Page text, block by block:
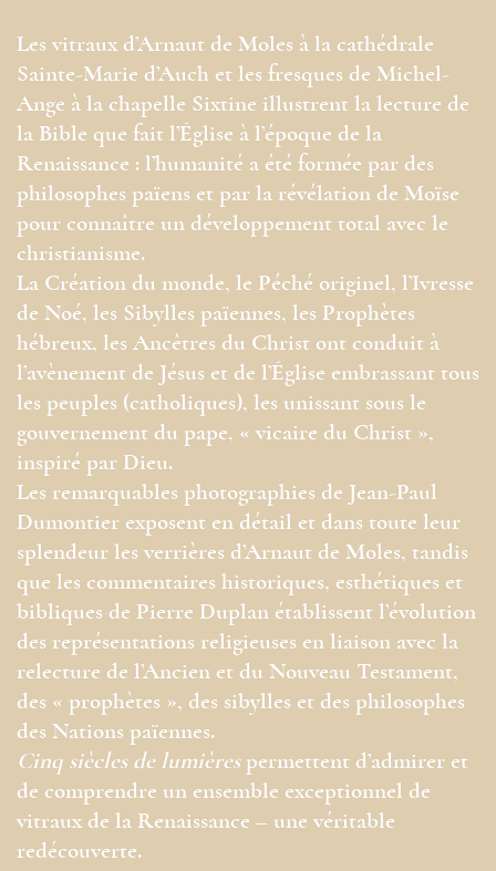
Les vitraux d’Arnaut de Moles à la cathédrale
Sainte-Marie d’Auch et les fresques de Michel-
Ange à la chapelle Sixtine illustrent la lecture de
la Bible que fait l’Église à l’époque de la
Renaissance : l’humanité a été formée par des
philosophes païens et par la révélation de Moïse
pour connaître un développement total avec le
christianisme.
La Création du monde, le Péché originel, l’Ivresse
de Noé, les Sibylles païennes, les Prophètes
hébreux, les Ancêtres du Christ ont conduit à
l’avènement de Jésus et de l’Église embrassant tous
les peuples (catholiques), les unissant sous le
gouvernement du pape, « vicaire du Christ »,
inspiré par Dieu.
Les remarquables photographies de Jean-Paul
Dumontier exposent en détail et dans toute leur
splendeur les verrières d’Arnaut de Moles, tandis
que les commentaires historiques, esthétiques et
bibliques de Pierre Duplan établissent l’évolution
des représentations religieuses en liaison avec la
relecture de l’Ancien et du Nouveau Testament,
des « prophètes », des sibylles et des philosophes
des Nations païennes.
Cinq siècles de lumièrespermettent d’admirer et
de comprendre un ensemble exceptionnel de
vitraux de la Renaissance – une véritable
redécouverte.